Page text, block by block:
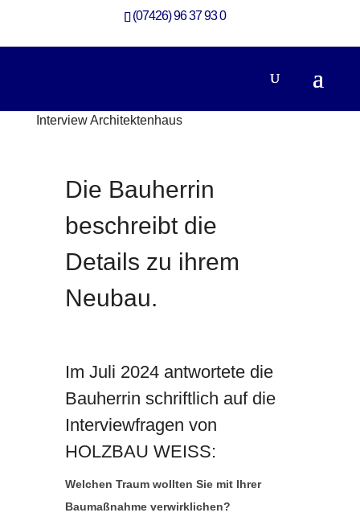
(07426) 96 37 93 0
Interview Architektenhaus
Die Bauherrin
beschreibt die
Details zu ihrem
Neubau.
Im Juli 2024 antwortete die
Bauherrin schriftlich auf die
Interviewfragen von
HOLZBAU WEISS:
Welchen Traum wollten Sie mit Ihrer
Baumaßnahme verwirklichen?